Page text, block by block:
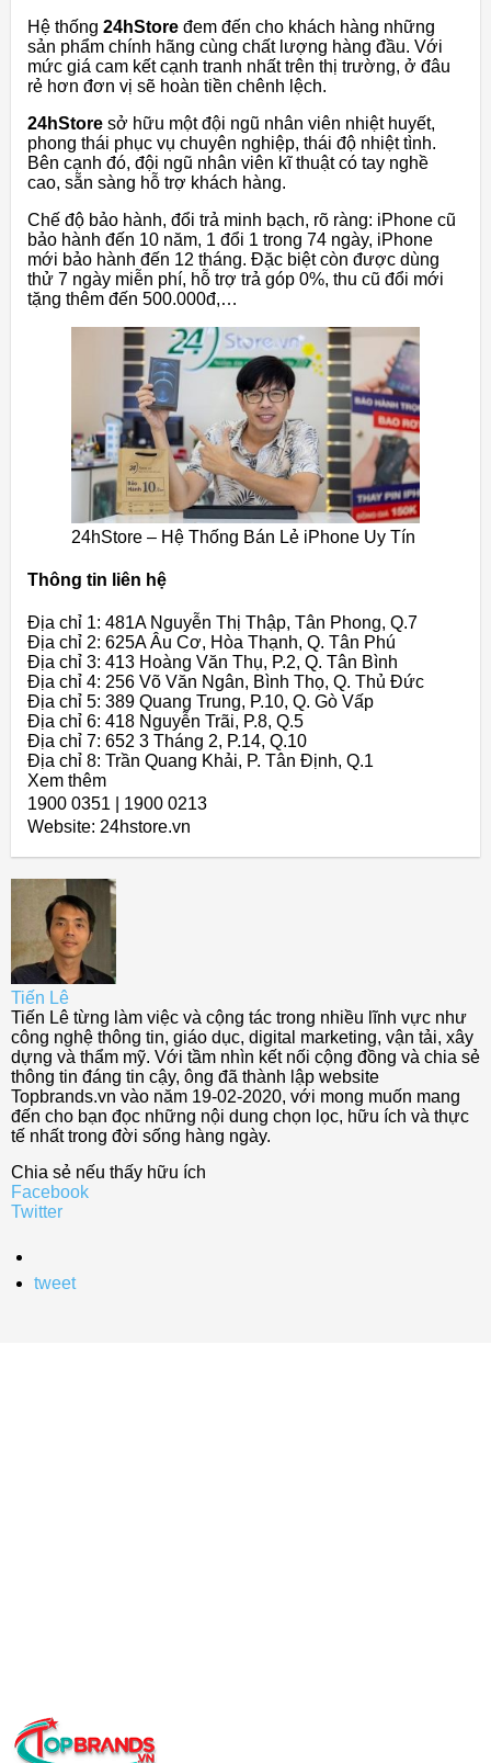
Hệ thống 24hStore đem đến cho khách hàng những
sản phẩm chính hãng cùng chất lượng hàng đầu. Với
mức giá cam kết cạnh tranh nhất trên thị trường, ở đâu
rẻ hơn đơn vị sẽ hoàn tiền chênh lệch.
24hStore sở hữu một đội ngũ nhân viên nhiệt huyết,
phong thái phục vụ chuyên nghiệp, thái độ nhiệt tình.
Bên cạnh đó, đội ngũ nhân viên kĩ thuật có tay nghề
cao, sẵn sàng hỗ trợ khách hàng.
Chế độ bảo hành, đổi trả minh bạch, rõ ràng: iPhone cũ
bảo hành đến 10 năm, 1 đổi 1 trong 74 ngày, iPhone
mới bảo hành đến 12 tháng. Đặc biệt còn được dùng
thử 7 ngày miễn phí, hỗ trợ trả góp 0%, thu cũ đổi mới
tặng thêm đến 500.000đ,…
24hStore – Hệ Thống Bán Lẻ iPhone Uy Tín
Thông tin liên hệ
Địa chỉ 1: 481A Nguyễn Thị Thập, Tân Phong, Q.7
Địa chỉ 2: 625A Âu Cơ, Hòa Thạnh, Q. Tân Phú
Địa chỉ 3: 413 Hoàng Văn Thụ, P.2, Q. Tân Bình
Địa chỉ 4: 256 Võ Văn Ngân, Bình Thọ, Q. Thủ Đức
Địa chỉ 5: 389 Quang Trung, P.10, Q. Gò Vấp
Địa chỉ 6: 418 Nguyễn Trãi, P.8, Q.5
Địa chỉ 7: 652 3 Tháng 2, P.14, Q.10
Địa chỉ 8: Trần Quang Khải, P. Tân Định, Q.1
Xem thêm
1900 0351 | 1900 0213
Website: 24hstore.vn
Tiến Lê
Tiến Lê từng làm việc và cộng tác trong nhiều lĩnh vực như
công nghệ thông tin, giáo dục, digital marketing, vận tải, xây
dựng và thẩm mỹ. Với tầm nhìn kết nối cộng đồng và chia sẻ
thông tin đáng tin cậy, ông đã thành lập website
Topbrands.vn vào năm 19-02-2020, với mong muốn mang
đến cho bạn đọc những nội dung chọn lọc, hữu ích và thực
tế nhất trong đời sống hàng ngày.
Chia sẻ nếu thấy hữu ích
Facebook
Twitter
tweet